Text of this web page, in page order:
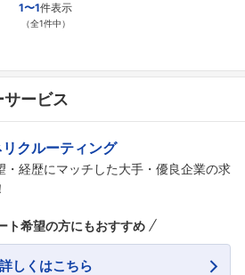
1〜1件表示
（全1件中）
ービス
クルーティング
・経歴にマッチした大手・優良企業の求
ト希望の方にもおすすめ
詳しくはこちら